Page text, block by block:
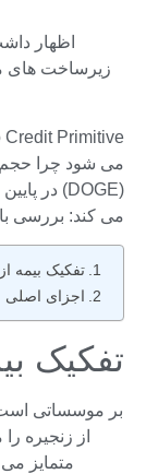
زیرساخت های
می کند: بررسی
تفکیک بیمه
اجزای اصلی
تفکیک
از زنجیره